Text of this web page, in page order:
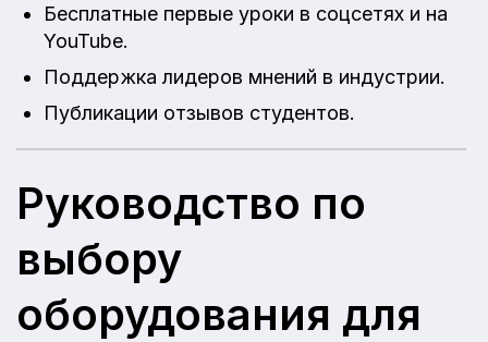
Бесплатные первые уроки в соцсетях и на
YouTube.
Поддержка лидеров мнений в индустрии.
Публикации отзывов студентов.
Руководство по
выбору
оборудования для